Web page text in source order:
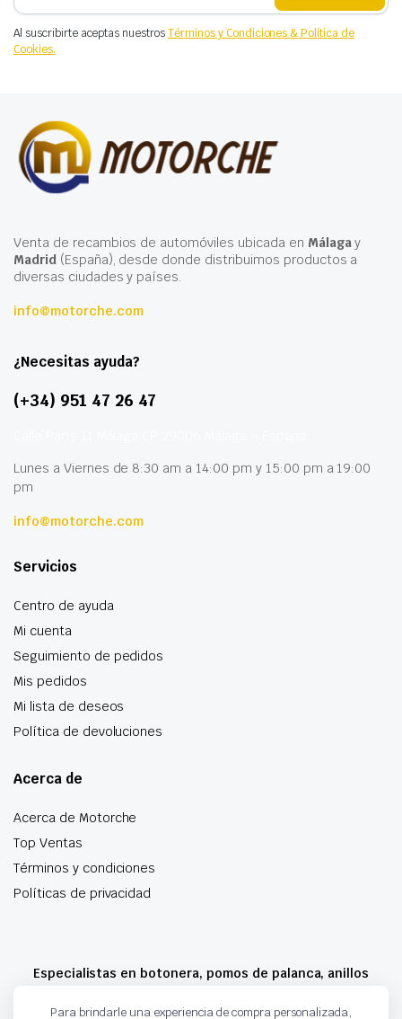
Al suscribirte aceptas nuestrosTérminos y Condiciones & Política de
Cookies.
Venta de recambios de automóviles ubicada en Málagay
Madrid(España), desde donde distribuimos productos a
diversas ciudades y países.
info@motorche.com
¿Necesitas ayuda?
(+34) 951 47 26 47
Lunes a Viernes de 8:30 am a 14:00 pm y 15:00 pm a 19:00
pm
info@motorche.com
Servicios
Centro de ayuda
Mi cuenta
Seguimiento de pedidos
Mis pedidos
Mi lista de deseos
Política de devoluciones
Acerca de
Acerca de Motorche
Top Ventas
Términos y condiciones
Políticas de privacidad
Especialistas en botonera, pomos de palanca, anillos
Para brindarle una experiencia de compra personalizada,